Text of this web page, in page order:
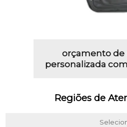
orçamento de
personalizada
Regiões de